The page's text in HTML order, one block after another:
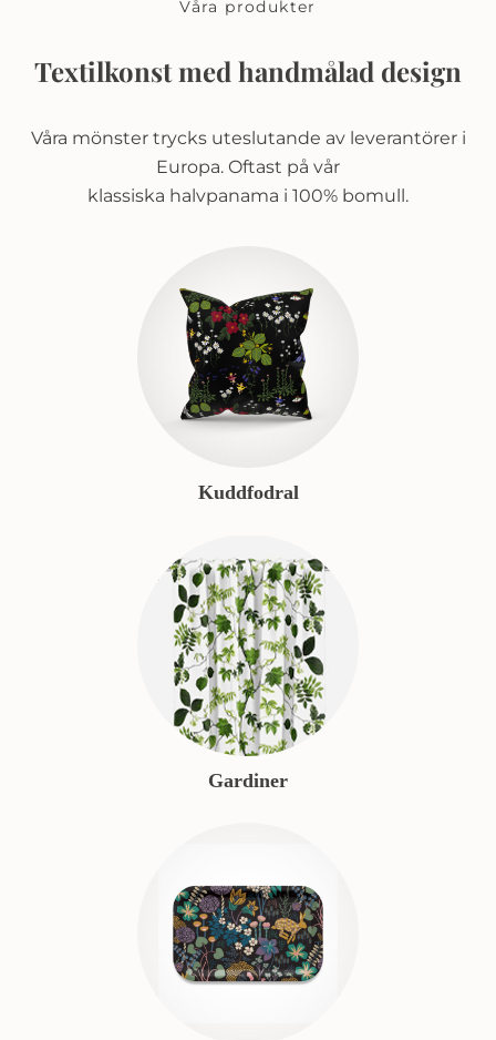
Våra produkter
Textilkonst med handmålad design
Våra mönster trycks uteslutande av leverantörer i
Europa. Oftast på vår
klassiska halvpanama i 100% bomull.
Kuddfodral
Gardiner